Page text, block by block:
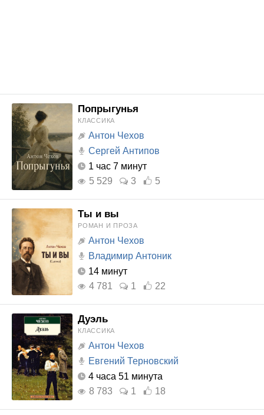
Попрыгунья
КЛАССИКА
Антон Чехов
Сергей Антипов
1 час 7 минут
5 529
3 5
Ты и вы
РОМАН И ПРОЗА
Антон Чехов
Владимир Антоник
14 минут
4 781
1 22
Дуэль
КЛАССИКА
Антон Чехов
Евгений Терновский
4 часа 51 минута
8 783
1 18